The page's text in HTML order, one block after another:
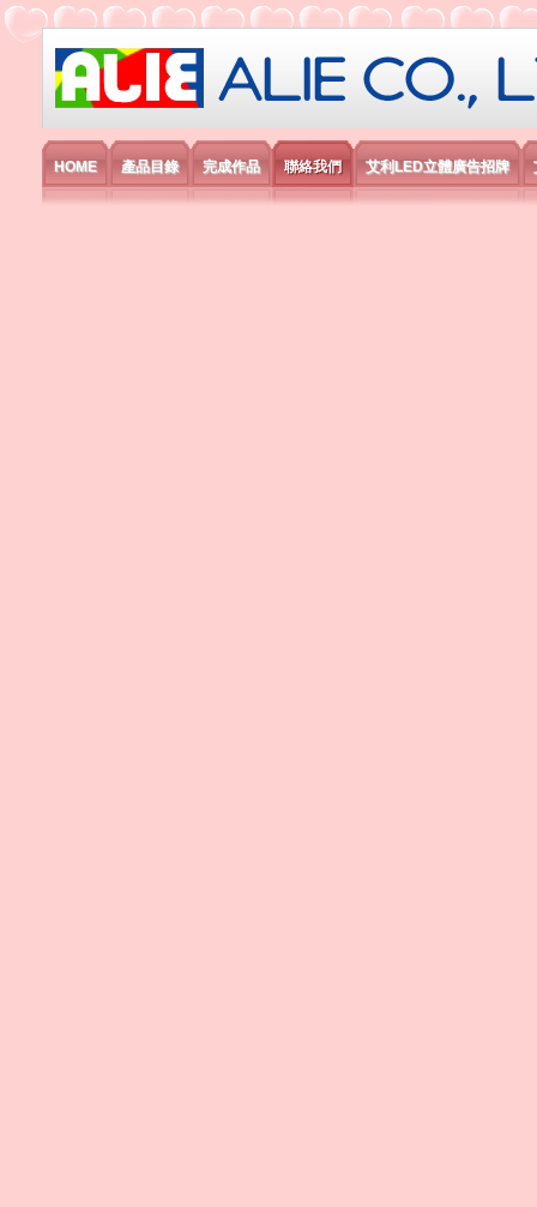
艾利國際電子有限公司
HOME 產品目錄 完成作品 聯絡我們 艾利LED立體廣告招牌